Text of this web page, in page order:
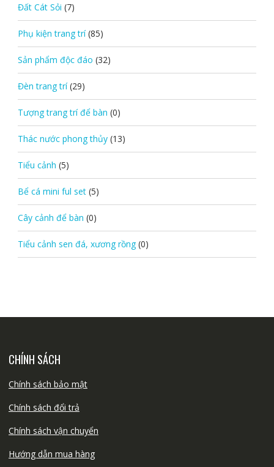
Đất Cát Sỏi (7)
Phụ kiện trang trí (85)
Sản phẩm độc đáo (32)
Đèn trang trí (29)
Tượng trang trí để bàn (0)
Thác nước phong thủy (13)
Tiểu cảnh (5)
Bể cá mini ful set (5)
Cây cảnh để bàn (0)
Tiểu cảnh sen đá, xương rồng (0)
CHÍNH SÁCH
Chính sách bảo mật
Chính sách đổi trả
Chính sách vận chuyển
Hướng dẫn mua hàng